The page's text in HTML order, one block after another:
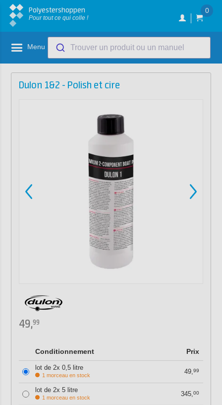
Polyestershoppen
Pour tout ce qui colle !
0
Menu Trouver un produit ou un manuel
Dulon 1&2 - Polish et cire
49,99
Conditionnement Prix
lot de 2x 0,5 litre
1 morceau en stock 49,99
lot de 2x 5 litre
1 morceau en stock 345,00